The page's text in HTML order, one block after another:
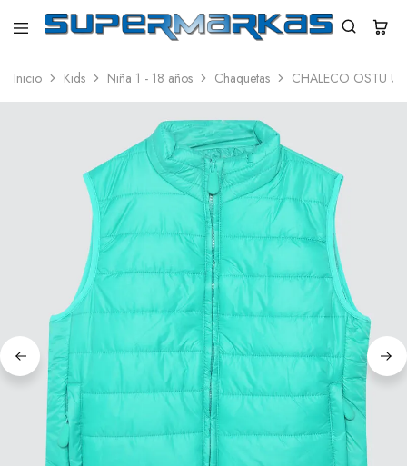
SuperMarkas
Ropa
con
Inicio Kids Niña 1 - 18 años Chaquetas CHALECO OSTU